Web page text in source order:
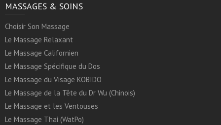
MASSAGES & SOINS
Choisir Son Massage
Le Massage Relaxant
Le Massage Californien
Le Massage Spécifique du Dos
Le Massage du Visage KOBIDO
Le Massage de la Tête du Dr Wu (Chinois)
Le Massage et les Ventouses
Le Massage Thai (WatPo)